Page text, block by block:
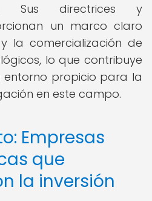
Sus directrices y
un marco claro
la comercialización de
lo que contribuye
propicio para la
en este campo.
Empresas
que
la inversión